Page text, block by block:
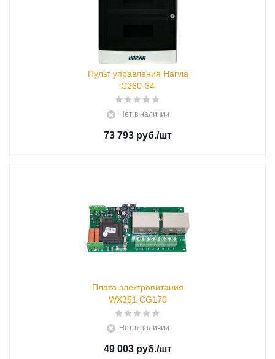
Пульт управления Harvia
C260-34
Нет в наличии
73 793 руб./шт
Плата электропитания
WX351 CG170
Нет в наличии
49 003 руб./шт